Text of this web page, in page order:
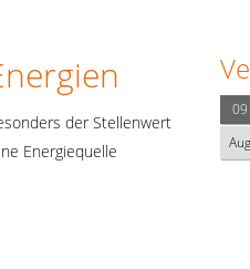
der Stellenwert
Energiequelle
09
Aug